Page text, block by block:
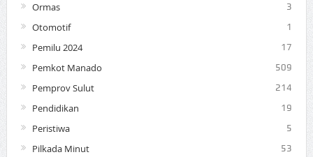
Ormas 3
Otomotif 1
Pemilu 2024 17
Pemkot Manado 509
Pemprov Sulut 214
Pendidikan 19
Peristiwa 5
Pilkada Minut 53